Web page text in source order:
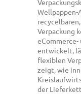
Verpackung
eCommerce-
entwickelt,
flexiblen
zeigt, wie
der